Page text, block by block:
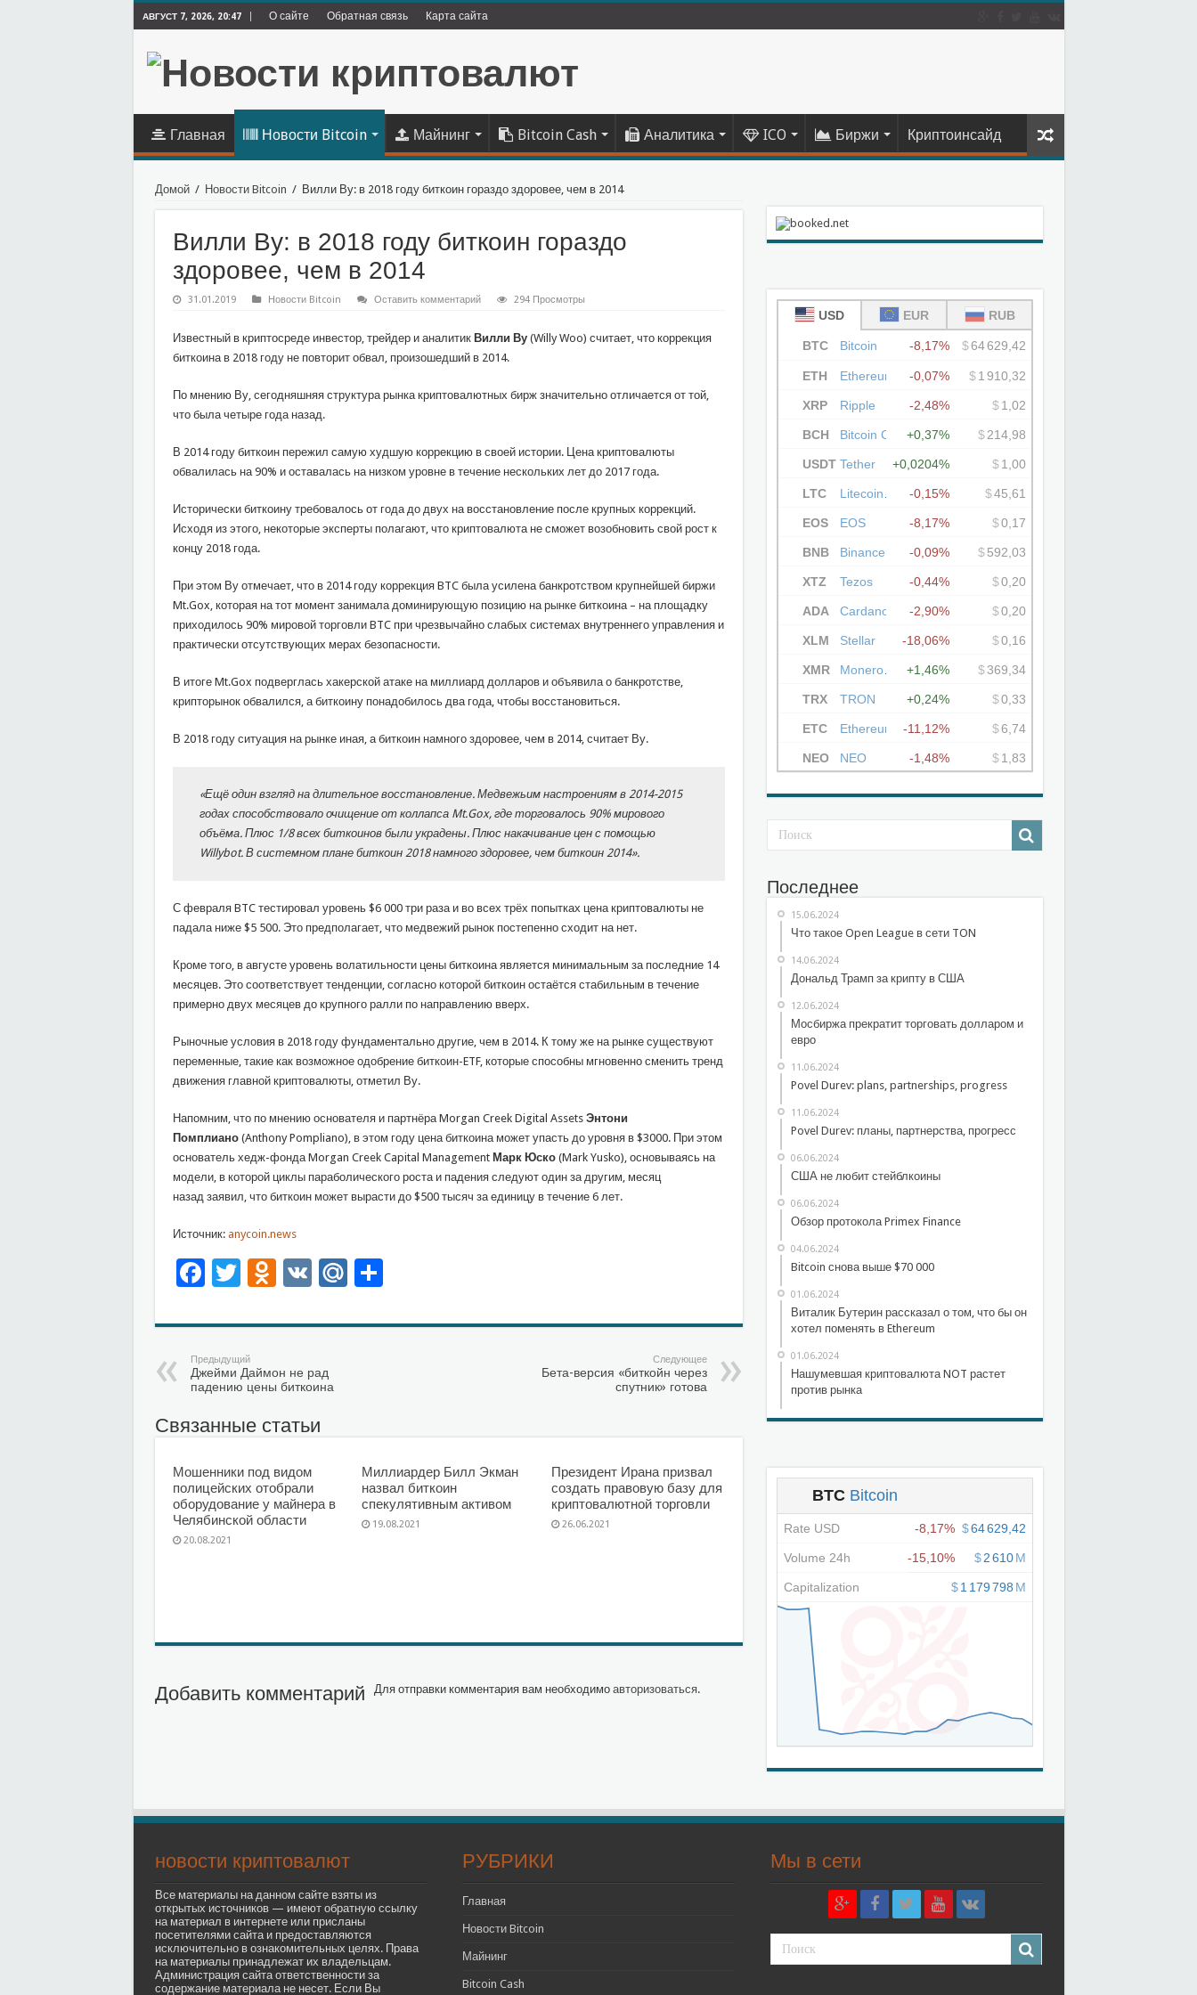
АВГУСТ 7, 2026, 20:47 О сайте Обратная связь Карта сайта
Главная Новости Bitcoin Майнинг Bitcoin Cash Аналитика ICO Биржи Криптоинсайд
Домой / Новости Bitcoin / Вилли Ву: в 2018 году биткоин гораздо здоровее, чем в 2014
Вилли Ву: в 2018 году биткоин гораздо
здоровее, чем в 2014
31.01.2019 Новости Bitcoin Оставить комментарий 294 Просмотры
Известный в криптосреде инвестор, трейдер и аналитик Вилли Ву(Willy Woo) считает, что коррекция
биткоина в 2018 году не повторит обвал, произошедший в 2014.
По мнению Ву, сегодняшняя структура рынка криптовалютных бирж значительно отличается от той,
что была четыре года назад.
В 2014 году биткоин пережил самую худшую коррекцию в своей истории. Цена криптовалюты
обвалилась на 90% и оставалась на низком уровне в течение нескольких лет до 2017 года.
Исторически биткоину требовалось от года до двух на восстановление после крупных коррекций.
Исходя из этого, некоторые эксперты полагают, что криптовалюта не сможет возобновить свой рост к
концу 2018 года.
При этом Ву отмечает, что в 2014 году коррекция BTC была усилена банкротством крупнейшей биржи
Mt.Gox, которая на тот момент занимала доминирующую позицию на рынке биткоина – на площадку
приходилось 90% мировой торговли BTC при чрезвычайно слабых системах внутреннего управления и
практически отсутствующих мерах безопасности.
В итоге Mt.Gox подверглась хакерской атаке на миллиард долларов и объявила о банкротстве,
крипторынок обвалился, а биткоину понадобилось два года, чтобы восстановиться.
В 2018 году ситуация на рынке иная, а биткоин намного здоровее, чем в 2014, считает Ву.
«Ещё один взгляд на длительное восстановление. Медвежьим настроениям в 2014-2015
годах способствовало очищение от коллапса Mt.Gox, где торговалось 90% мирового
объёма. Плюс 1/8 всех биткоинов были украдены. Плюс накачивание цен с помощью
Willybot. В системном плане биткоин 2018 намного здоровее, чем биткоин 2014».
С февраля BTC тестировал уровень $6 000 три раза и во всех трёх попытках цена криптовалюты не
падала ниже $5 500. Это предполагает, что медвежий рынок постепенно сходит на нет.
Кроме того, в августе уровень волатильности цены биткоина является минимальным за последние 14
месяцев. Это соответствует тенденции, согласно которой биткоин остаётся стабильным в течение
примерно двух месяцев до крупного ралли по направлению вверх.
Рыночные условия в 2018 году фундаментально другие, чем в 2014. К тому же на рынке существуют
переменные, такие как возможное одобрение биткоин-ETF, которые способны мгновенно сменить тренд
движения главной криптовалюты, отметил Ву.
Напомним, что по мнению основателя и партнёра Morgan Creek Digital Assets Энтони
Помплиано (Anthony Pompliano), в этом году цена биткоина может упасть до уровня в $3000. При этом
основатель хедж-фонда Morgan Creek Capital Management Марк Юско (Mark Yusko), основываясь на
модели, в которой циклы параболического роста и падения следуют один за другим, месяц
назад заявил, что биткоин может вырасти до $500 тысяч за единицу в течение 6 лет.
Источник:anycoin.news
Facebook
Twitter
Odnoklassniki
VKMail.Ru
Отправить
Предыдущий
Джейми Даймон не рад
падению цены биткоина
Следующее
Бета-версия «биткойн через
спутник» готова
Связанные статьи
Мошенники под видом
полицейских отобрали
оборудование у майнера в
Челябинской области
20.08.2021
Миллиардер Билл Экман
назвал биткоин
спекулятивным активом
19.08.2021
Президент Ирана призвал
создать правовую базу для
криптовалютной торговли
26.06.2021
Добавить комментарий Для отправки комментария вам необходимо авторизоваться.
Последнее
15.06.2024
Что такое Open League в сети TON
14.06.2024
Дональд Трамп за крипту в США
12.06.2024
Мосбиржа прекратит торговать долларом и
евро
11.06.2024
Povel Durev: plans, partnerships, progress
11.06.2024
Povel Durev: планы, партнерства, прогресс
06.06.2024
США не любит стейблкоины
06.06.2024
Обзор протокола Primex Finance
04.06.2024
Bitcoin снова выше $70 000
01.06.2024
Виталик Бутерин рассказал о том, что бы он
хотел поменять в Ethereum
01.06.2024
Нашумевшая криптовалюта NOT растет
против рынка
новости криптовалют
Все материалы на данном сайте взяты из
открытых источников — имеют обратную ссылку
на материал в интернете или присланы
посетителями сайта и предоставляются
исключительно в ознакомительных целях. Права
на материалы принадлежат их владельцам.
Администрация сайта ответственности за
содержание материала не несет. Если Вы
РУБРИКИ
Главная
Новости Bitcoin
Майнинг
Bitcoin Cash
Мы в сети